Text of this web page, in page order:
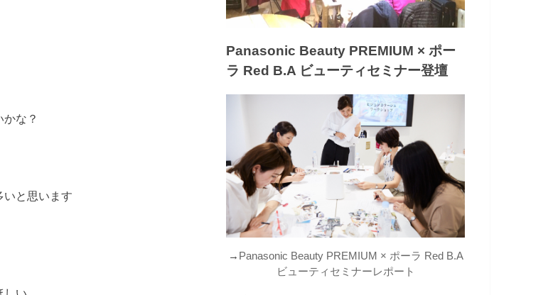
な？
いと思います
Panasonic Beauty PREMIUM × ポー
ラ Red B.A ビューティセミナー登壇
→ Panasonic Beauty PREMIUM × ポーラ Red B.A
ビューティセミナーレポート